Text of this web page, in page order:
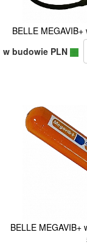
BELLE
w budowie PLN
BELLE MEGAVIB+